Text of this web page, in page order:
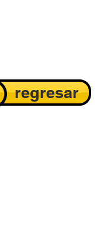
regresar